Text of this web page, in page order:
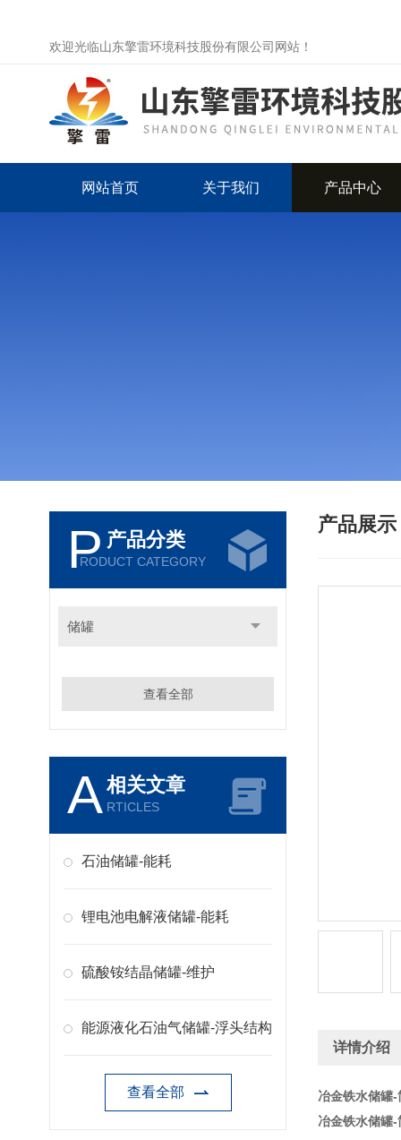
欢迎光临山东擎雷环境科技股份有限公司网站！
网站首页 关于我们 产品中心
P 产品分类
RODUCT CATEGORY
储罐
查看全部
A相关文章
RTICLES
石油储罐-能耗
锂电池电解液储罐-能耗
硫酸铵结晶储罐-维护
能源液化石油气储罐-浮头结构
查看全部
产品展示
详情介绍
冶金铁水储罐-
冶金铁水储罐-